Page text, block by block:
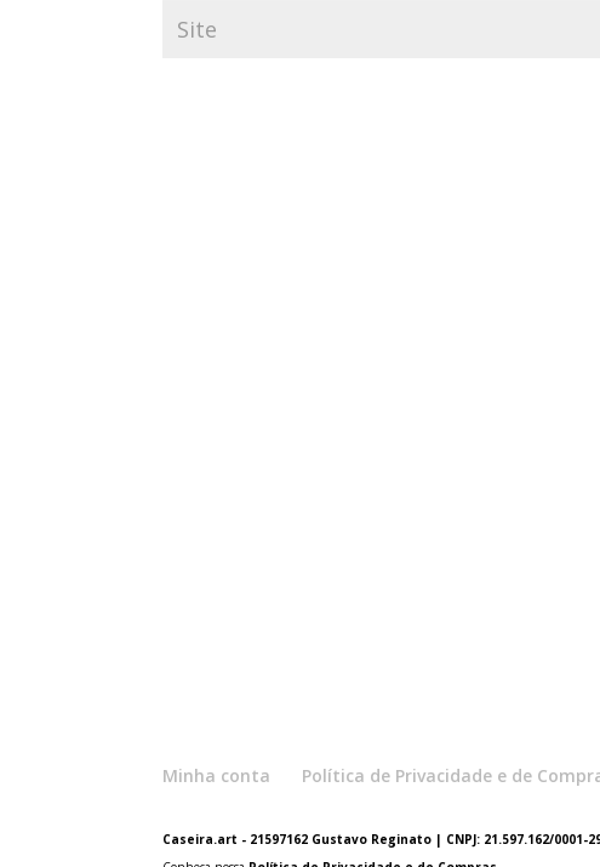
Minha conta Política de Privacidade e de
Caseira.art - 21597162 Gustavo Reginato | CNPJ: 21.597.162/0001-